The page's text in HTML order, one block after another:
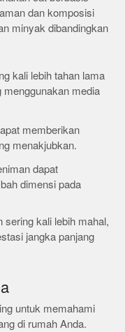
dan komposisi
minyak dibandingkan
kali lebih tahan lama
menggunakan media
memberikan
menakjubkan.
dapat
dimensi pada
sering kali lebih mahal,
jangka panjang
untuk memahami
di rumah Anda.